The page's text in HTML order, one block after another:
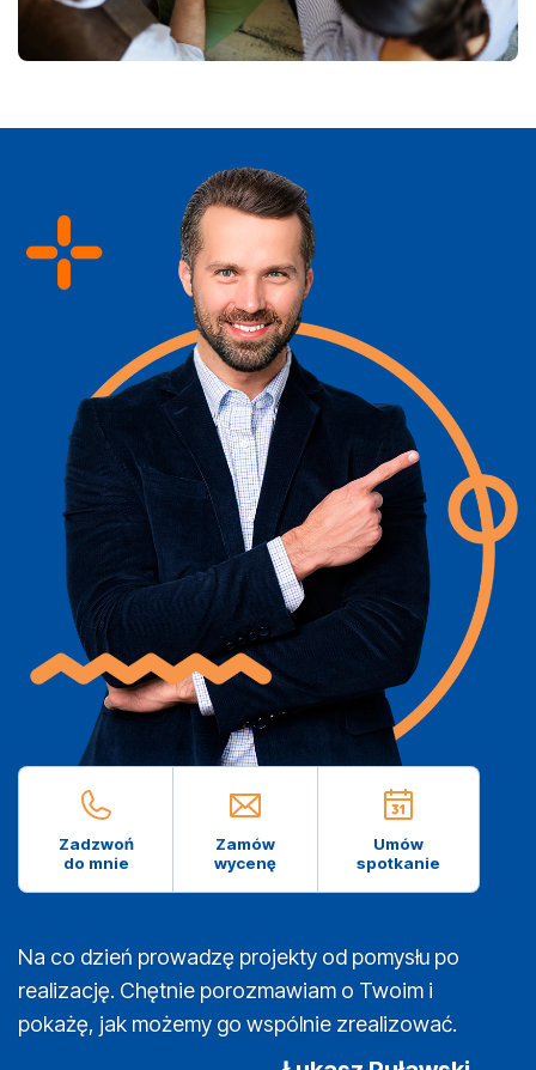
Zadzwoń
do mnie
Zamów
wycenę
Umów
spotkanie
Na co dzień prowadzę projekty od pomysłu po
realizację. Chętnie porozmawiam o Twoim i
pokażę, jak możemy go wspólnie zrealizować.